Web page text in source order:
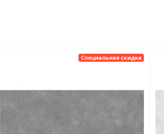
Специальная скидка